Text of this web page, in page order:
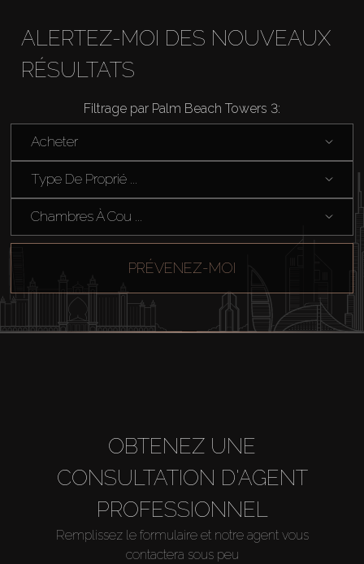
Acheter
Louer
Vendre
Agents
ALERTEZ-MOI DES NOUVEAUX
RÉSULTATS
Filtrage par Palm Beach Towers 3:
Acheter
Type De Proprié ...
Chambres À Cou ...
PRÉVENEZ-MOI
OBTENEZ UNE
CONSULTATION D'AGENT
PROFESSIONNEL
Remplissez le formulaire et notre agent vous
contactera sous peu